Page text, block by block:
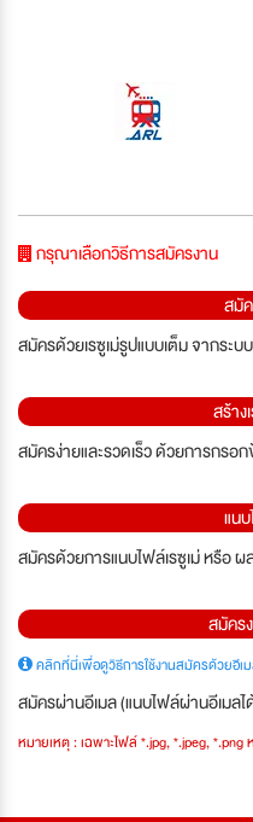
กรุณาเลือกวิธีการสมัครงาน
สมั
สมัครด้วยเรซูเม่รูปแบบเต็ม จากระ
สร้าง
สมัครง่ายและรวดเร็ว ด้วยการกรอ
แน
สมัครด้วยการแนบไฟล์เรซูเม่ หรือ ผ
สมัคร
คลิกที่นี่เพื่อดูวิธีการใช้งานสมัครด้วยอีเ
สมัครผ่านอีเมล (แนบไฟล์ผ่านอีเมล
หมายเหตุ : เฉพาะไฟล์ *.jpg, *.jpeg, *.png